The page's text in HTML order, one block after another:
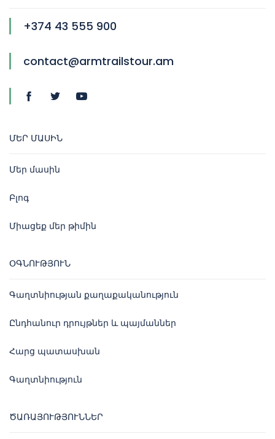
+374 43 555 900
contact@armtrailstour.am
ՄԵՐ ՄԱՍԻՆ
Մեր մասին
Բլոգ
Միացեք մեր թիմին
ՕԳՆՈՒԹՅՈՒՆ
Գաղտնիության քաղաքականություն
Ընդհանուր դրույթներ և պայմաններ
Հարց պատասխան
Գաղտնիություն
ԾԱՌԱՅՈՒԹՅՈՒՆՆԵՐ